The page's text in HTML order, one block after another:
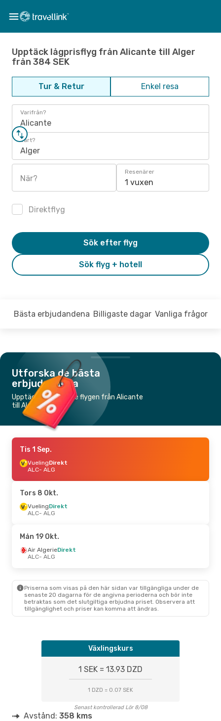
Upptäck lågprisflyg från Alicante till Alger
från 384 SEK
Tur & Retur Enkel resa
Varifrån?
Alicante
Vart?
Alger
När?
Resenärer
1 vuxen
Direktflyg
Sök flyg + hotell
Sök efter flyg
Bästa erbjudandena Billigaste dagar Vanliga frågor
Utforska de bästa
erbjudandena
Upptäck de billigaste flygen från Alicante
till Alger
Tis 1 Sep.
VuelingDirekt
ALC- ALG
Tors 8 Okt.
VuelingDirekt
ALC- ALG
Mån 19 Okt.
Air AlgerieDirekt
ALC- ALG
Priserna som visas på den här sidan var tillgängliga under de
senaste 20 dagarna för de angivna perioderna och bör inte
betraktas som det slutgiltiga erbjudna priset. Observera att
tillgänglighet och priser kan komma att ändras.
Växlingskurs
1 SEK = 13.93 DZD
1 DZD = 0.07 SEK
Senast kontrollerad Lör 8/08
Avstånd: 358 kms